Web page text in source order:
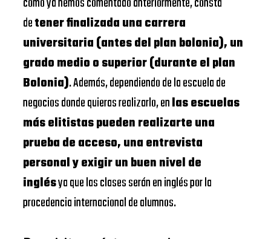
detener finalizada una carrera
universitaria (antes del plan bolonia), un
grado medio o superior (durante el plan
Bolonia). Además, dependiendo de la escuela de
negocios donde quieras realizarlo, enlas escuelas
más elitistas pueden realizarte una
prueba de acceso, una entrevista
personal y exigir un buen nivel de
inglésya que las clases serán en inglés por la
procedencia internacional de alumnos.